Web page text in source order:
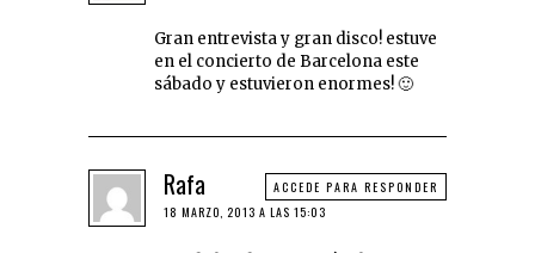
Gran entrevista y gran disco! estuve
en el concierto de Barcelona este
sábado y estuvieron enormes! 🙂
Rafa
18 MARZO, 2013 A LAS 15:03
ACCEDE PARA RESPONDER